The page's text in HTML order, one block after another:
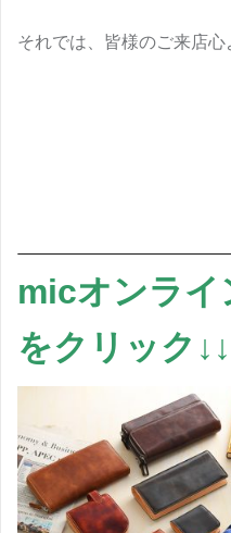
それでは、皆様のご来店心
micオンライ
をクリック↓↓